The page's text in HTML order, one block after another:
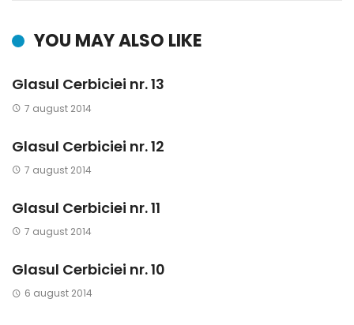
YOU MAY ALSO LIKE
Glasul Cerbiciei nr. 13
7 august 2014
Glasul Cerbiciei nr. 12
7 august 2014
Glasul Cerbiciei nr. 11
7 august 2014
Glasul Cerbiciei nr. 10
6 august 2014